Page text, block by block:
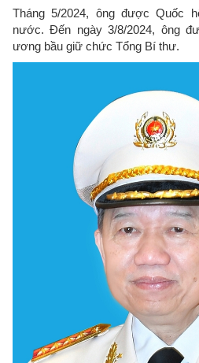
Tháng 5/2024, ông được Quốc
nước. Đến ngày 3/8/2024, ông
ương bầu giữ chức Tổng Bí thư.